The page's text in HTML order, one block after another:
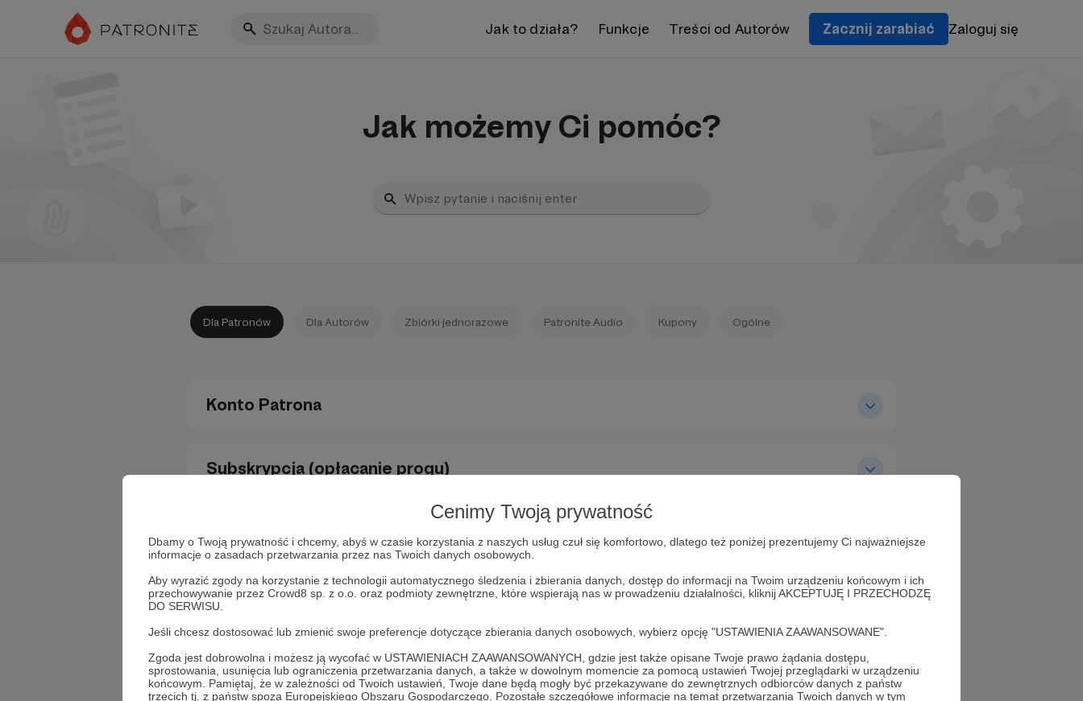
Cenimy Twoją prywatność
Dbamy o Twoją prywatność i chcemy, abyś w czasie korzystania z naszych usług czuł się komfortowo, dlatego też poniżej prezentujemy Ci najważniejsze
informacje o zasadach przetwarzania przez nas Twoich danych osobowych.
Aby wyrazić zgody na korzystanie z technologii automatycznego śledzenia i zbierania danych, dostęp do informacji na Twoim urządzeniu końcowym i ich
przechowywanie przez Crowd8 sp. z o.o. oraz podmioty zewnętrzne, które wspierają nas w prowadzeniu działalności, kliknij AKCEPTUJĘ I PRZECHODZĘ
DO SERWISU.
Jeśli chcesz dostosować lub zmienić swoje preferencje dotyczące zbierania danych osobowych, wybierz opcję "USTAWIENIA ZAAWANSOWANE".
Zgoda jest dobrowolna i możesz ją wycofać w USTAWIENIACH ZAAWANSOWANYCH, gdzie jest także opisane Twoje prawo żądania dostępu,
sprostowania, usunięcia lub ograniczenia przetwarzania danych, a także w dowolnym momencie za pomocą ustawień Twojej przeglądarki w urządzeniu
końcowym. Pamiętaj, że w zależności od Twoich ustawień, Twoje dane będą mogły być przekazywane do zewnętrznych odbiorców danych z państw
trzecich tj. z państw spoza Europejskiego Obszaru Gospodarczego. Pozostałe szczegółowe informacje na temat przetwarzania Twoich danych w tym
Jak to działa? Funkcje Treści od Autorów Zacznij zarabiać Zaloguj się
Jak możemy Ci pomóc?
Dla Patronów Dla Autorów Zbiórki jednorazowe Patronite Audio Kupony Ogólne
Konto Patrona
W jaki sposób mogę zostać Patronem konkretnego Autora?
Jak połączyć swoje konto Patronite z kontem Discord
Czy mogę wspierać Autorów anonimowo?
Jak działa program poleceń?
W jaki sposób mogę napisać do Autora?
Jak pochwalić się, że wspieram Autora?
Subskrypcja (opłacanie progu)
W jaki sposób można opłacić subskrypcję?
Jak przedłużyć subskrypcję?
Jak anulować subskrypcję?
Jak wznowić subskrypcję?
Czy wpłatę na Autora można odliczyć od podatku?
Co Patroni otrzymują w zamian za subskrypcję?
W jaki sposób zgłosić nadużycie?
Jak odebrać nagrody z progów?
Nie znalazłeś odpowiedzi na wyszukiwane pytanie? Napisz do nas